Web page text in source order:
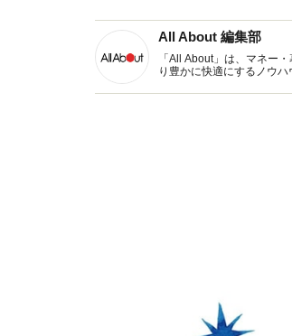
All About 編集部
「All About」は、マネー
り豊かに快適にするノウ